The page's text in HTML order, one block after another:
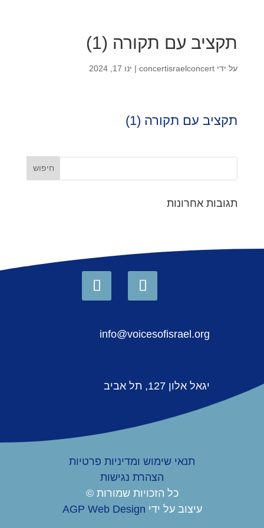
תקציב עם תקורה (1)
על ידי concertisraelconcert
| ינו 17, 2024
תקציב עם תקורה (1)
תגובות אחרונות
info@voicesofisrael.org
יגאל אלון 127, תל אביב
תנאי שימוש ומדיניות פרטיות
הצהרת נגישות
כל הזכויות שמורות ©
עיצוב על ידי AGP Web Design